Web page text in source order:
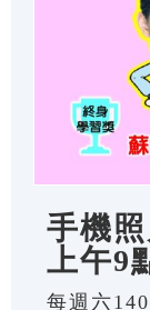
手機
上午9
每週六